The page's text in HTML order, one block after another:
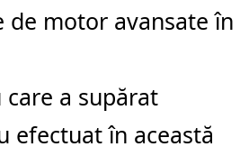
de motor avansate în
care a supărat
efectuat în această